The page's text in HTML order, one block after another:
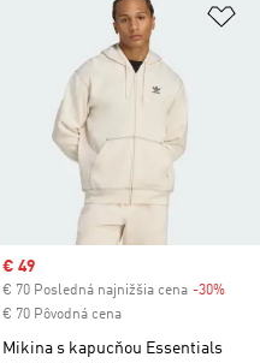
do zoznamu želaných
Sale price
€ 49
€ 70 Posledná najnižšia cena -30%
€ 70 Pôvodná cena
Mikina s kapucňou Essentials